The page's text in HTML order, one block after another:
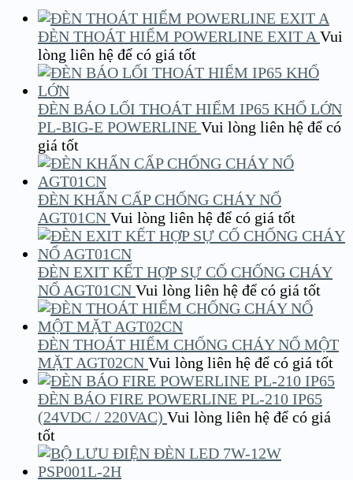
ĐÈN THOÁT HIỂM POWERLINE EXIT A Vui
lòng liên hệ để có giá tốt
ĐÈN BÁO LỐI THOÁT HIỂM IP65 KHỔ LỚN
PL-BIG-E POWERLINE Vui lòng liên hệ để có
giá tốt
ĐÈN KHẨN CẤP CHỐNG CHÁY NỔ
AGT01CN Vui lòng liên hệ để có giá tốt
ĐÈN EXIT KẾT HỢP SỰ CỐ CHỐNG CHÁY
NỔ AGT01CN Vui lòng liên hệ để có giá tốt
ĐÈN THOÁT HIỂM CHỐNG CHÁY NỔ MỘT
MẶT AGT02CN Vui lòng liên hệ để có giá tốt
ĐÈN BÁO FIRE POWERLINE PL-210 IP65
(24VDC / 220VAC) Vui lòng liên hệ để có giá
tốt